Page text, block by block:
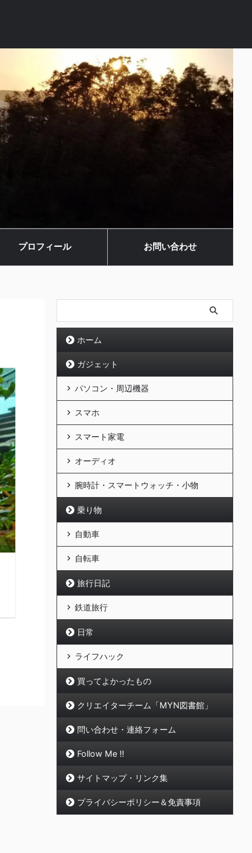
プロフィール お問い合わせ
ホーム
ガジェット
パソコン・周辺機器
スマホ
スマート家電
オーディオ
腕時計・スマートウォッチ・小物
乗り物
自動車
自転車
旅行日記
鉄道旅行
日常
ライフハック
買ってよかったもの
クリエイターチーム「MYN図書館」
問い合わせ・連絡フォーム
Follow Me !!
サイトマップ・リンク集
プライバシーポリシー＆免責事項